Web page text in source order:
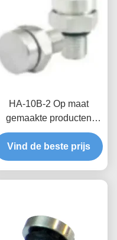
HA-10B-2 Op maat
gemaakte producten
Waterdichte ademende
kleppen voor betere
betrouwbaarheid en
Vind de beste prijs